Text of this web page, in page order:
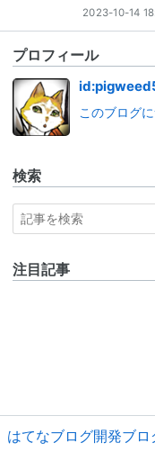
2023-10-14
プロフィール
このブログ
検索
注目記事
はてなブログ開発ブロ